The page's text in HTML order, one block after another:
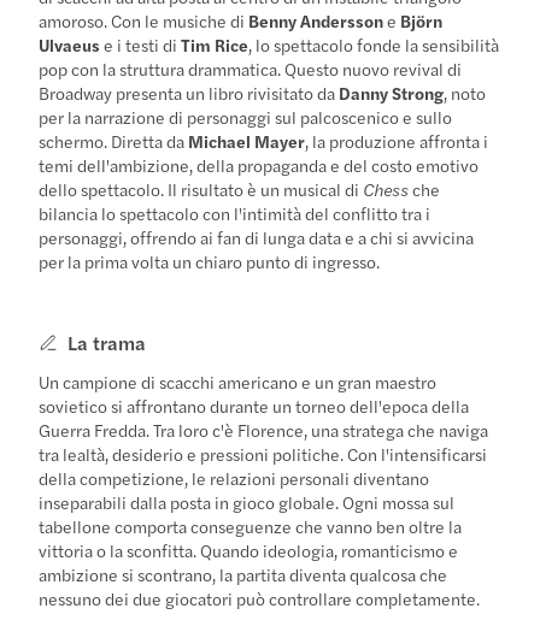
amoroso. Con le musiche di Benny Anderssone Björn
Ulvaeus e i testi diTim Rice, lo spettacolo fonde la sensibilità
pop con la struttura drammatica. Questo nuovo revival di
Broadway presenta un libro rivisitato da Danny Strong, noto
per la narrazione di personaggi sul palcoscenico e sullo
schermo. Diretta da Michael Mayer, la produzione affronta i
temi dell'ambizione, della propaganda e del costo emotivo
dello spettacolo. Il risultato è un musical di Chessche
bilancia lo spettacolo con l'intimità del conflitto tra i
personaggi, offrendo ai fan di lunga data e a chi si avvicina
per la prima volta un chiaro punto di ingresso.
La trama
Un campione di scacchi americano e un gran maestro
sovietico si affrontano durante un torneo dell'epoca della
Guerra Fredda. Tra loro c'è Florence, una stratega che naviga
tra lealtà, desiderio e pressioni politiche. Con l'intensificarsi
della competizione, le relazioni personali diventano
inseparabili dalla posta in gioco globale. Ogni mossa sul
tabellone comporta conseguenze che vanno ben oltre la
vittoria o la sconfitta. Quando ideologia, romanticismo e
ambizione si scontrano, la partita diventa qualcosa che
nessuno dei due giocatori può controllare completamente.